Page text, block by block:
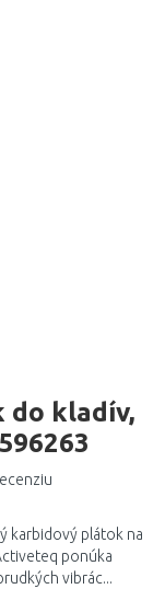
do kladív,
karbidový plátok na
ponúka
vibrác...